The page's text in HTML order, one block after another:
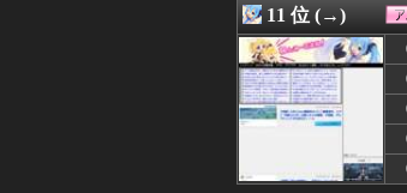
08/07 00:06
08/07 00:06
08/07 00:05
08/07 00:05
08/07 00:05
08/07 00:05
08/07 00:05
11 位 (→)